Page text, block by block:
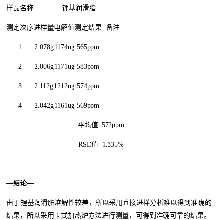
样品名称 锂基润滑脂
测定次序进样量电解值测定结果 备注
1 2.078g 1174ug 565ppm
2 2.006g 1171ug 583ppm
3 2.112g 1212ug 574ppm
4 2.042g 1161ug 569ppm
平均值 572ppm
RSD值 1.335%
—结论—
由于锂基润滑脂溶解性较差，所以采用直接进样分析难以得到准确的
结果，所以采用卡式加热炉方法进行测量，可得到准确可靠的结果。